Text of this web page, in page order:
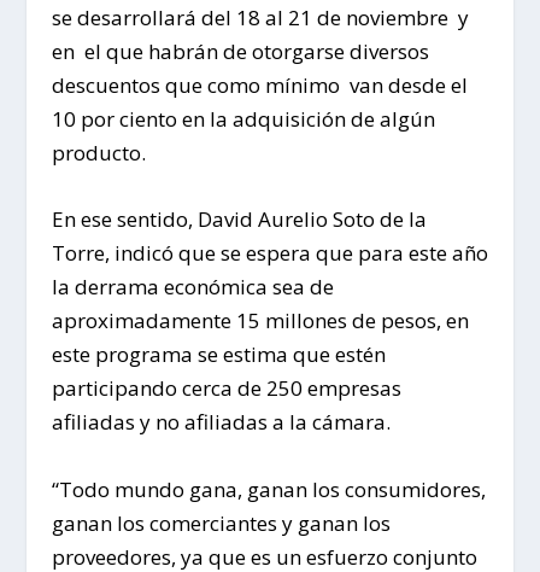
se desarrollará del 18 al 21 de noviembre y
en el que habrán de otorgarse diversos
descuentos que como mínimo van desde el
10 por ciento en la adquisición de algún
producto.
En ese sentido, David Aurelio Soto de la
Torre, indicó que se espera que para este año
la derrama económica sea de
aproximadamente 15 millones de pesos, en
este programa se estima que estén
participando cerca de 250 empresas
afiliadas y no afiliadas a la cámara.
“Todo mundo gana, ganan los consumidores,
ganan los comerciantes y ganan los
proveedores, ya que es un esfuerzo conjunto